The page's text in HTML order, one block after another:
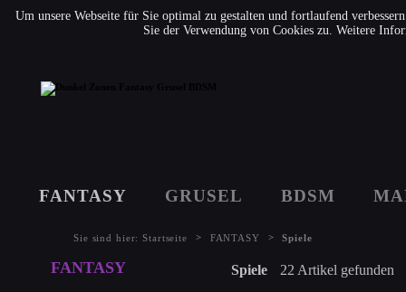
Um unsere Webseite für Sie optimal zu gestalten und fortlaufend
Sie der Verwendung von Cookies zu. Weitere
FANTASY GRUSEL BDSM
Sie sind hier:Startseite > FANTASY > Spiele
Spiele 22 Artikel gefunden
FANTASY